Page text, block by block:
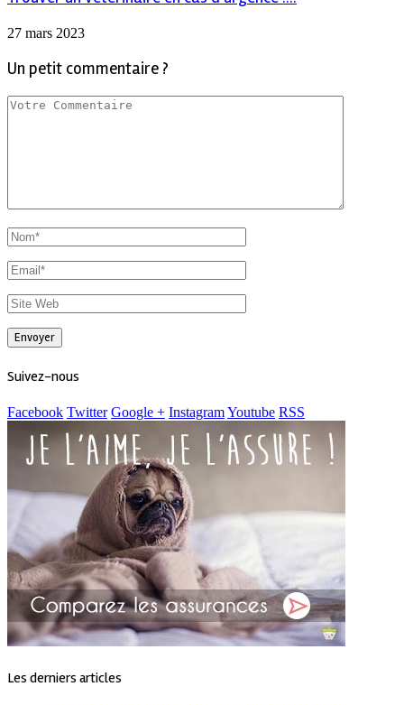
27 mars 2023
Un petit commentaire ?
Suivez-nous
Facebook Twitter Google + InstagramYoutube RSS
Les derniers articles